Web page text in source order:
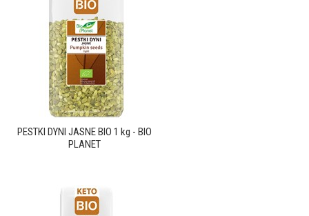
PESTKI DYNI JASNE BIO 1 kg - BIO
PLANET